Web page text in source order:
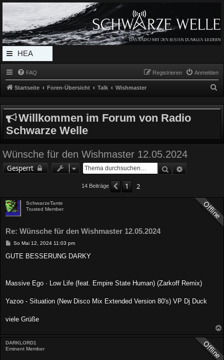
Radio Schwarze Welle Forum
Das Radio mit den Besten Dunklen Liedern
HEA
DERL
MEN
U
FAQ Anmelden
Registrieren
Startseite Foren-Übersicht Talk Wishmaster
c
Willkommen im Forum von Radio
Schwarze Welle
Wünsche für den Wishmaster 12.05.2024
Gesperrt Suche
14 Beiträge Vorherige
1 2
SchwarzeTante
Trusted Member
Re: Wünsche für den Wishmaster 12.05.2024
B
i
So Mai 12, 2024 11:03 pm
GUTE BESSERUNG DARKY
Massive Ego · Low Life (feat. Empire State Human) (Zarkoff Remix)
Yazoo - Situation (New Disco Mix Extended Version 80's) VP Dj Duck
viele Grüße
DARKLORD1
Eminent Member